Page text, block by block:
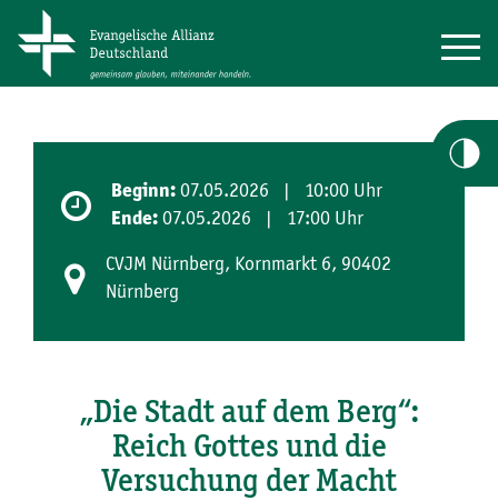
Beginn: 07.05.2026 | 10:00 Uhr
Ende: 07.05.2026 | 17:00 Uhr
CVJM Nürnberg, Kornmarkt 6, 90402
Nürnberg
„Die Stadt auf dem Berg“:
Reich Gottes und die
Versuchung der Macht